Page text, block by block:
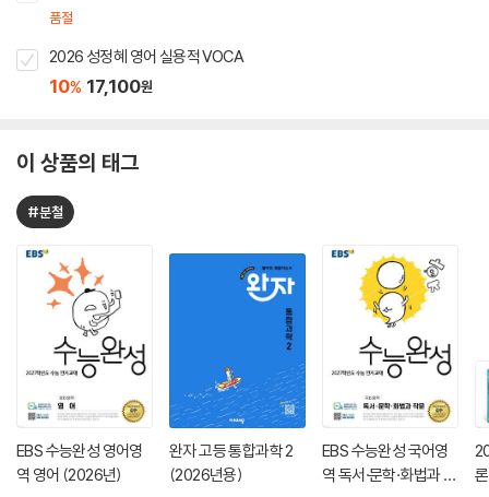
품절
2026 성정혜 영어 실용적 VOCA
10% 17,100원
이 상품의 태그
#분철
EBS 수능완성 영어영
역 영어 (2026년)
완자 고등 통합과학 2
(2026년용)
EBS 수능완성 국어영
역 독서·문학·화법과 작